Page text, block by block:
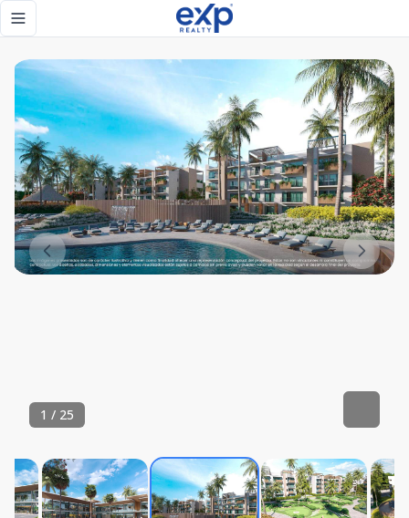
Toggle navigation menu
1 / 25
Apartamentos con Amenidades y Planes Flexibles en Punta